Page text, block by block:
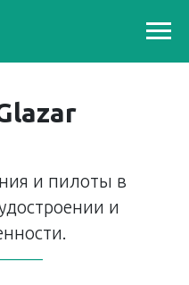
и пилоты в
и